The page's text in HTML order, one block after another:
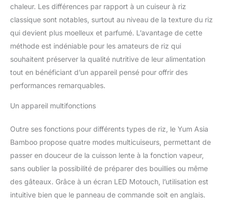
et la croûte ( tahdig).
Minuterie préréglée 24
maintien au chaud. UN
MAÎTRE DE LA CUISSON
DU RIZ - Réglages riz
blanc/grain long, grain
GABA et Yumami (goût
automatiquement le
meilleur goût, texture,
nutrition et arôme.
COMPREND NOTRE BOL
INTÉRIEUR REVÊTU EN
CÉRAMIQUE JOUBU À 5
COUCHES DE 3 MM
chaleur. Les différences par rapport à un cuiseur à riz
classique sont notables, surtout au niveau de la texture du riz
qui devient plus moelleux et parfumé. L’avantage de cette
méthode est indéniable pour les amateurs de riz qui
souhaitent préserver la qualité nutritive de leur alimentation
tout en bénéficiant d’un appareil pensé pour offrir des
performances remarquables.
Un appareil multifonctions
Outre ses fonctions pour différents types de riz, le Yum Asia
Bamboo propose quatre modes multicuiseurs, permettant de
passer en douceur de la cuisson lente à la fonction vapeur,
sans oublier la possibilité de préparer des bouillies ou même
des gâteaux. Grâce à un écran LED Motouch, l’utilisation est
intuitive bien que le panneau de commande soit en anglais.